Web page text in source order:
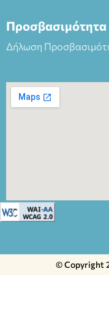
Προσβασιμότητα
Δήλωση
© Copyright